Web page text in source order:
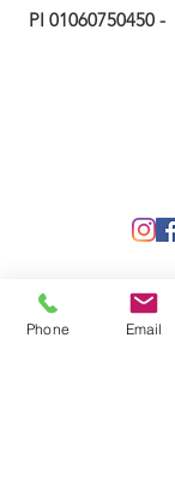
PI 01060750450 -
Phone Email